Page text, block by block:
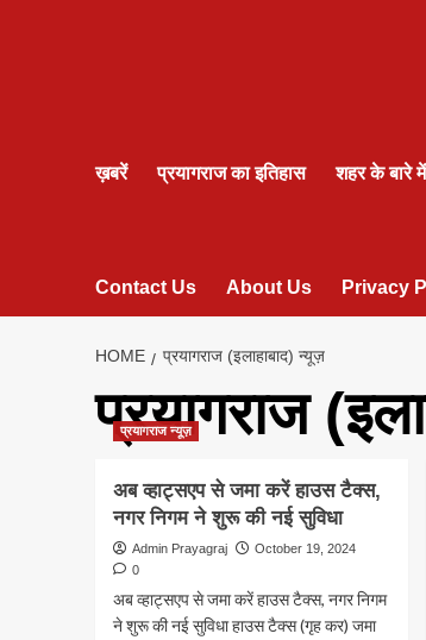
ख़बरें प्रयागराज का इतिहास शहर के बारे में
Contact Us About Us Privacy
HOME प्रयागराज (इलाहाबाद) न्यूज़
प्रयागराज
प्रयागराज न्यूज़
अब व्हाट्सएप से जमा करें हाउस टैक्‍स,
नगर निगम ने शुरू की नई सुविधा
Admin Prayagraj
October 19, 2024
0
अब व्हाट्सएप से जमा करें हाउस टैक्‍स, नगर निगम
ने शुरू की नई सुविधा हाउस टैक्स (गृह कर) जमा